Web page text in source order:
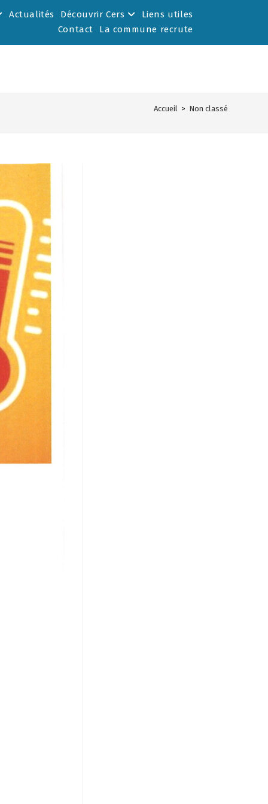
Actualités Découvrir Cers
Liens utiles
Contact
La commune recrute
Accueil > Non classé